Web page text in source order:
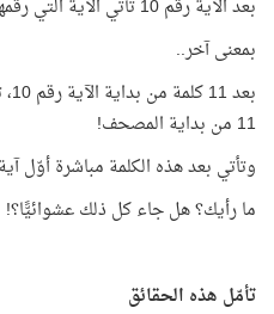
بعد الآية رقم 10 تأتي الآية التي رقمها 11 وعدد كلماتها 11 كلمة!
بمعنى آخر..
11 من بداية المصحف!
وتأتي بعد هذه الكلمة مباشرة أوّل آية رقمها 11، وعدد
ما رأيك؟ هل جاء كل ذلك عشوائيًّا؟!
تأمّل هذه الحقائق